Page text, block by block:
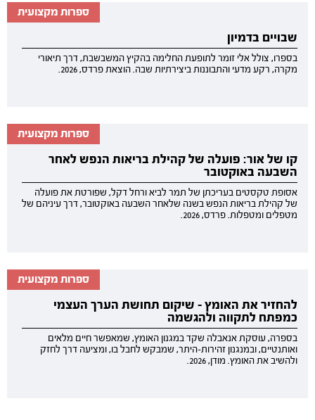
ספרות מקצועית
שבויים בדמיון
בספרו, צולל אלי זומר לתופעת החלימה בהקיץ המשבשבת, דרך תיאורי
מקרה, רקע מדעי והתבוננות ביצירתיות שבה. הוצאת פרדס, 2026.
ספרות מקצועית
קו של אור: פועלה של קהילת בריאות הנפש לאחר
השבעה באוקטובר
אסופת טקסטים בעריכתן של תמר לביא ורחל דקל, שפורטת את פועלה
של קהילת בריאות הנפש בשנה שלאחר השבעה באוקטובר, דרך עיניהם של
מטפלים ומטפלות. פרדס, 2026.
ספרות מקצועית
להחזיר את האומץ - שיקום תחושת הערך העצמי
כמפתח לתקווה ולהגשמה
בספרה, עוסקת אנאבלה שקד במגנון האומץ, שמאפשר חיים מלאים
ואותנטיים, ובמנגנון זהירות-היתר, שמבקש לחבל בו, ומציעה דרך לחזק
ולהשיב את האומץ. מודן, 2026.